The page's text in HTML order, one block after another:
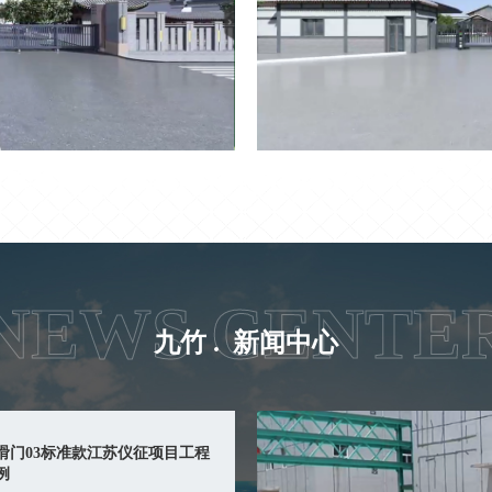
九竹 . 新闻中心
门03标准款江苏仪征项目工程